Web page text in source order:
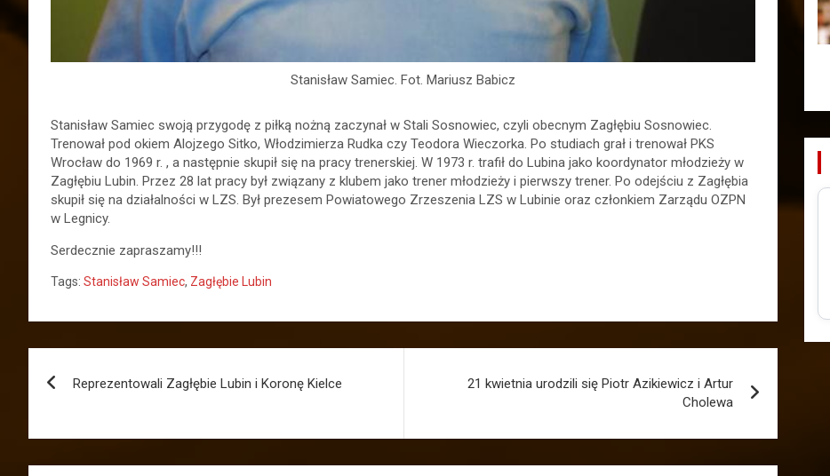
Stanisław Samiec. Fot. Mariusz Babicz
Stanisław Samiec swoją przygodę z piłką nożną zaczynał w Stali Sosnowiec, czyli obecnym Zagłębiu Sosnowiec.
Trenował pod okiem Alojzego Sitko, Włodzimierza Rudka czy Teodora Wieczorka. Po studiach grał i trenował PKS
Wrocław do 1969 r. , a następnie skupił się na pracy trenerskiej. W 1973 r. trafił do Lubina jako koordynator młodzieży w
Zagłębiu Lubin. Przez 28 lat pracy był związany z klubem jako trener młodzieży i pierwszy trener. Po odejściu z Zagłębia
skupił się na działalności w LZS. Był prezesem Powiatowego Zrzeszenia LZS w Lubinie oraz członkiem Zarządu OZPN
w Legnicy.
Serdecznie zapraszamy!!!
Tags: Stanisław Samiec, Zagłębie Lubin
wpisu
Reprezentowali Zagłębie Lubin i Koronę Kielce
21 kwietnia urodzili się Piotr Azikiewicz i Artur
Cholewa